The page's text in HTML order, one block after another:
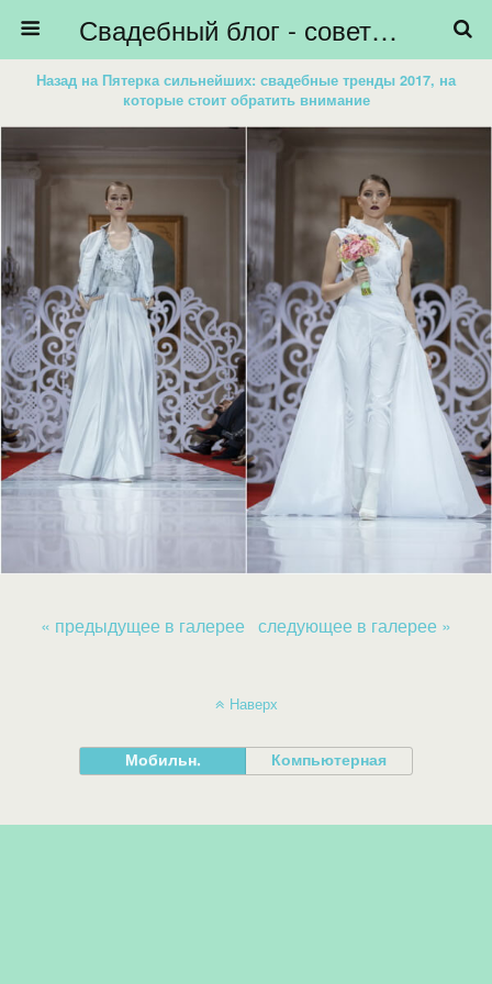
Свадебный блог - советы невестам, подготовка к свадьбе - HiBride
Назад на Пятерка сильнейших: свадебные тренды 2017, на
которые стоит обратить внимание
« предыдущее в галерее следующее в галерее »
Наверх
Мобильн. Компьютерная